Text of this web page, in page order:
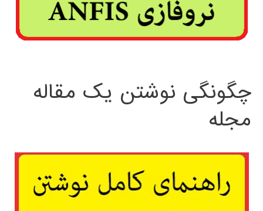
چگونگی نوشتن یک مقاله
مجله